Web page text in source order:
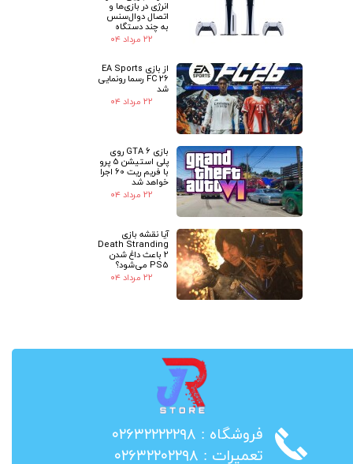
انرژی در بازی‌ها و
اتصال دوال‌سنس
به چند دستگاه
۲۲ مرداد ۰۴
از بازی EA Sports
FC 26 رسما رونمایی
شد
۲۲ مرداد ۰۴
بازی GTA 6 روی
پلی استیشن 5 پرو
با فریم ریت 60 اجرا
خواهد شد
۲۲ مرداد ۰۴
آیا نقشه بازی
Death Stranding
2 باعث داغ شدن
PS5 می‌شود؟
۲۲ مرداد ۰۴
​فروشگاه : ۰۲۶۳۲۲۲۲۲۹۸
​تعمیرات : ۰۲۶۳۲۲۰۲۲۹۸